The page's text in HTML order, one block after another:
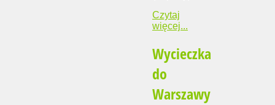
Czytaj
więcej...
Wycieczka
do
Warszawy